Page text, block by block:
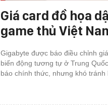
Giá card đồ họa
game thủ Việt
Gigabyte được báo điều chỉnh
biến động tương tự ở Trung
báo chính thức, nhưng khó tránh